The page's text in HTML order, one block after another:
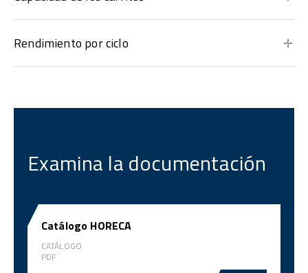
Rendimiento por ciclo
Examina la documentación
Catálogo HORECA
CATÁLOGO
PDF